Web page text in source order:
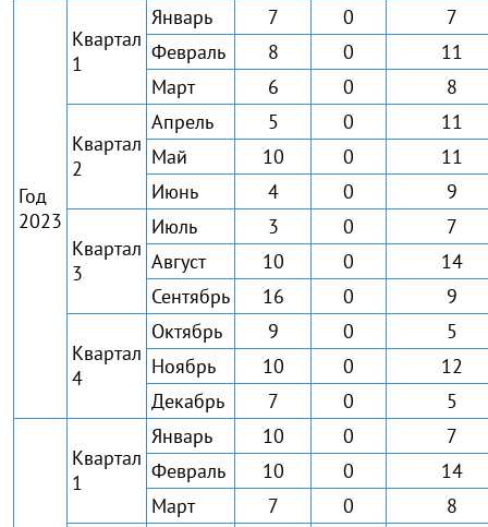
Год
2023
Квартал
1
Январь 7 0
7
Февраль
8 0
11
Март
6 0 8
Квартал
2
Апрель 5 0
11
Май
10 0
11
Июнь
4 0 9
Квартал
3
Июль 3 0
7
Август
10 0
14
Сентябрь
16 0 9
Квартал
4
Октябрь 9 0
5
Ноябрь
10 0
12
Декабрь
7 0 5
Квартал
1
Январь 10 0
7
Февраль
10 0
14
Март
7 0 8